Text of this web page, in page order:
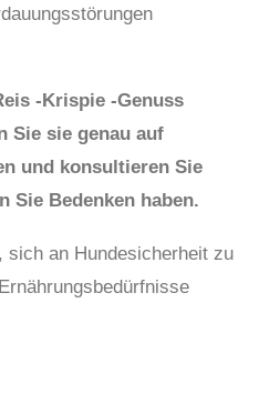
-Krispie -Genuss
Sie sie genau auf
und konsultieren Sie
Sie Bedenken haben.
sich an Hundesicherheit zu